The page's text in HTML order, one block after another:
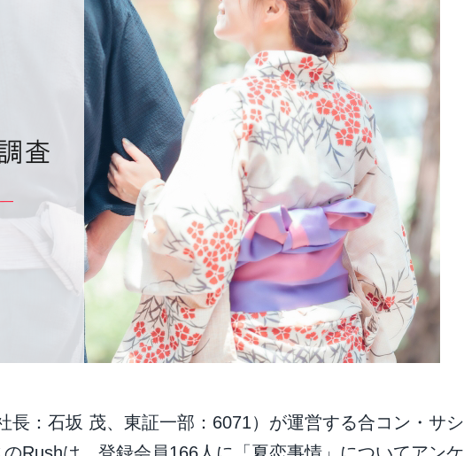
長：石坂 茂、東証一部：6071）が運営する合コン・サシ